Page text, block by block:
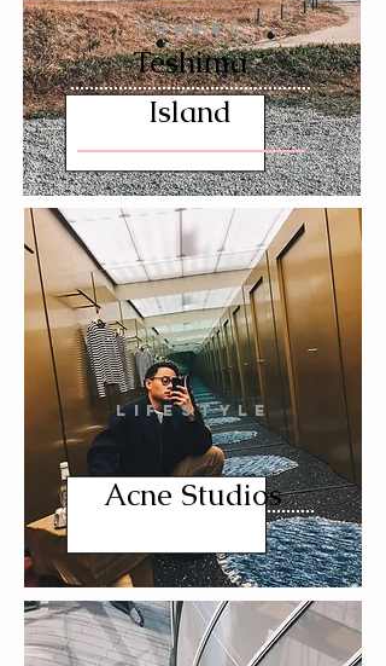
TRAVEL
Teshima
Island
LIFESTYLE
Acne Studios